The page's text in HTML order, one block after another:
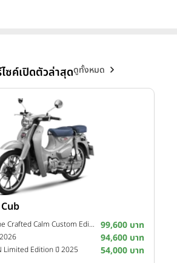
ซค์เปิดตัวล่าสุดดูทั้งหมด
Super Cub C125 The Crafted Calm Custom Edition ปี 2026 99,600 บาท
94,600 บาท
Limited Edition ปี 2025 54,000 บาท